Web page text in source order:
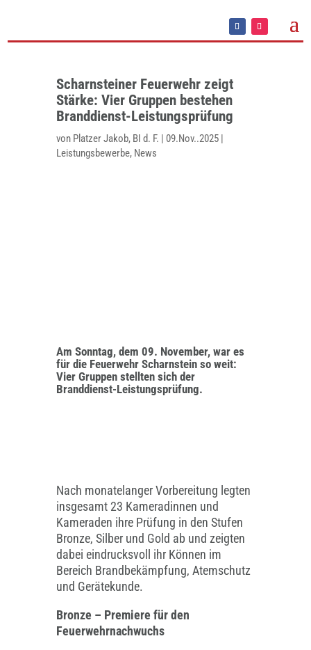
Scharnsteiner Feuerwehr zeigt
Stärke: Vier Gruppen bestehen
Branddienst-Leistungsprüfung
von Platzer Jakob, BI d. F. | 09.Nov..2025|
Leistungsbewerbe, News
Am Sonntag, dem 09. November, war es
für die Feuerwehr Scharnstein so weit:
Vier Gruppen stellten sich der
Branddienst-Leistungsprüfung.
Nach monatelanger Vorbereitung legten
insgesamt 23 Kameradinnen und
Kameraden ihre Prüfung in den Stufen
Bronze, Silber und Gold ab und zeigten
dabei eindrucksvoll ihr Können im
Bereich Brandbekämpfung, Atemschutz
und Gerätekunde.
Bronze – Premiere für den
Feuerwehrnachwuchs